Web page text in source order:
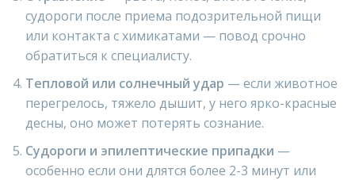
судороги после приема подозрительной пищи
или контакта с химикатами — повод срочно
обратиться к специалисту.
Тепловой или солнечный удар — если животное
перегрелось, тяжело дышит, у него ярко-красные
десны, оно может потерять сознание.
Судороги и эпилептические припадки —
особенно если они длятся более 2-3 минут или